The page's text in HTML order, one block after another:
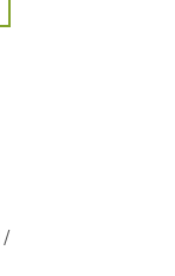
/